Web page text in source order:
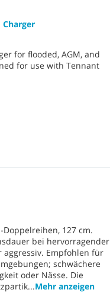
Charger
for flooded, AGM, and
for use with Tennant
127 cm.
bei hervorragender
Empfohlen für
schwächere
oder Nässe. Die
...Mehr anzeigen